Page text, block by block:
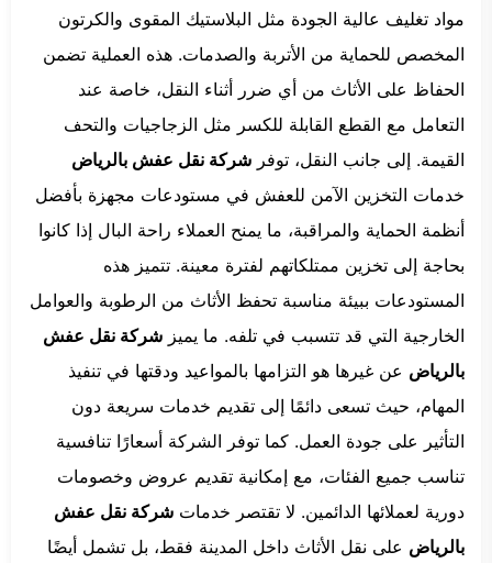
مواد تغليف عالية الجودة مثل البلاستيك المقوى والكرتون
المخصص للحماية من الأتربة والصدمات. هذه العملية تضمن
الحفاظ على الأثاث من أي ضرر أثناء النقل، خاصة عند
التعامل مع القطع القابلة للكسر مثل الزجاجيات والتحف
القيمة. إلى جانب النقل، توفر شركة نقل عفش بالرياض
خدمات التخزين الآمن للعفش في مستودعات مجهزة بأفضل
أنظمة الحماية والمراقبة، ما يمنح العملاء راحة البال إذا كانوا
بحاجة إلى تخزين ممتلكاتهم لفترة معينة. تتميز هذه
المستودعات ببيئة مناسبة تحفظ الأثاث من الرطوبة والعوامل
الخارجية التي قد تتسبب في تلفه. ما يميز شركة نقل عفش
بالرياض عن غيرها هو التزامها بالمواعيد ودقتها في تنفيذ
المهام، حيث تسعى دائمًا إلى تقديم خدمات سريعة دون
التأثير على جودة العمل. كما توفر الشركة أسعارًا تنافسية
تناسب جميع الفئات، مع إمكانية تقديم عروض وخصومات
دورية لعملائها الدائمين. لا تقتصر خدمات شركة نقل عفش
بالرياض على نقل الأثاث داخل المدينة فقط، بل تشمل أيضًا